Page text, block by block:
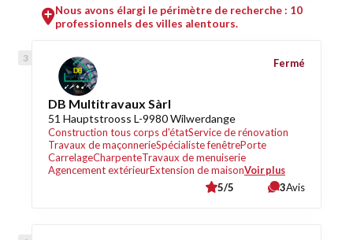
Nous avons élargi le périmètre de recherche : 10
professionnels des villes alentours.
DB Multitravaux Sàrl
51 Hauptstrooss L-9980 Wilwerdange
Construction tous corps d'étatService de rénovation
Travaux de maçonnerieSpécialiste fenêtrePorte
CarrelageCharpenteTravaux de menuiserie
Agencement extérieurExtension de maisonVoir plus
Fermé
5/5 3Avis